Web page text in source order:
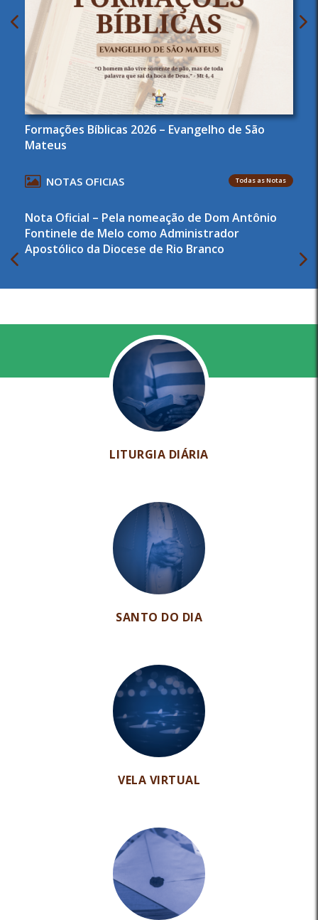
Formações Bíblicas 2026 – Evangelho de São
Mateus
NOTAS OFICIAS Todas as Notas
Nota Oficial – Pela nomeação de Dom Antônio
Fontinele de Melo como Administrador
Apostólico da Diocese de Rio Branco
LITURGIA DIÁRIA
SANTO DO DIA
VELA VIRTUAL